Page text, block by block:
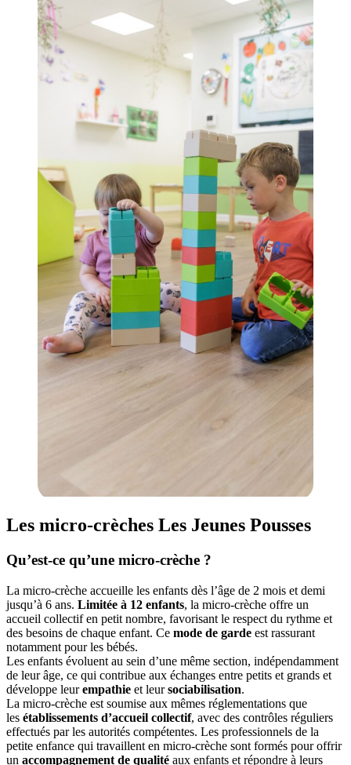
Les micro-crèches Les Jeunes Pousses
Qu’est-ce qu’une micro-crèche ?
La micro-crèche accueille les enfants dès l’âge de 2 mois et demi
jusqu’à 6 ans. Limitée à 12 enfants, la micro-crèche offre un
accueil collectif en petit nombre, favorisant le respect du rythme et
des besoins de chaque enfant. Ce mode de garde est rassurant
notamment pour les bébés.
Les enfants évoluent au sein d’une même section, indépendamment
de leur âge, ce qui contribue aux échanges entre petits et grands et
développe leurempathie et leursociabilisation.
La micro-crèche est soumise aux mêmes réglementations que
les établissements d’accueil collectif, avec des contrôles réguliers
effectués par les autorités compétentes. Les professionnels de la
petite enfance qui travaillent en micro-crèche sont formés pour offrir
un accompagnement de qualité aux enfants et répondre à leurs